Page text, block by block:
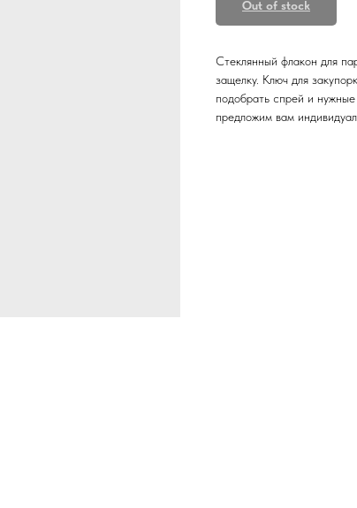
Out of stock
Стеклянный флакон для
защелку. Ключ для
подобрать спрей и
предложим вам